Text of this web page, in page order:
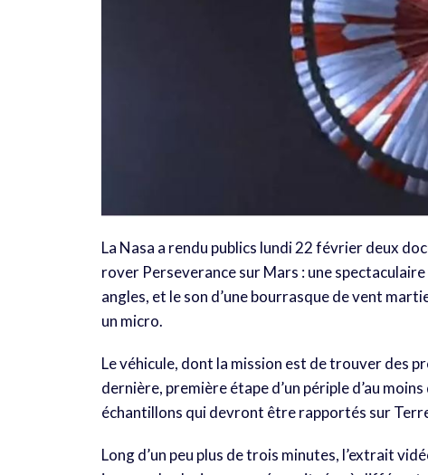
La Nasa a rendu publics lundi 22 février deux
rover Perseverance sur Mars : une
angles, et le son d’une bourrasque de vent
un micro.
Le véhicule, dont la mission est de trouver des
dernière, première étape d’un périple d’au
échantillons qui devront être rapportés sur
Long d’un peu plus de trois minutes, l’extrait